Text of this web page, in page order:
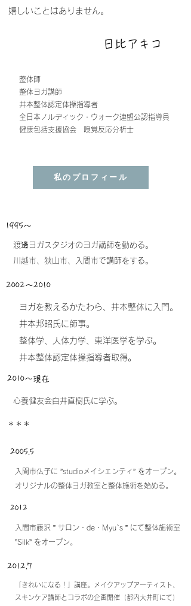
嬉しいことはありません。
日比アキコ
整体師
整体ヨガ講師
井本整体認定体操指導者
全日本ノルディック・ウォーク連盟公認指導員
健康包括支援協会 嗅覚反応分析士
私のプロフィール
1995～
渡邊ヨガスタジオのヨガ講師を勤める。
川越市、狭山市、入間市で講師をする。
2002～2010
ヨガを教えるかたわら、 井本整体に入門。
井本邦昭氏に師事。
整体学、人体力学、東洋医学を学ぶ。
井本整体認定体操指導者取得。
2010～現在
心養健友会白井直樹氏に学ぶ。
​＊＊＊
2005.5
入間市仏子に ”studioメイシェンティ” をオープン。
オリジナルの整体ヨガ教室と整体施術を始める。
2012
入間市藤沢 ” サロン・de・Myu`s ” にて整体施術室
”Silk” をオープン。
2012.7
「きれいになる！」講座。
メイクアップアーティスト、
スキンケア講師と コラボの企画開催（都内大井町にて）